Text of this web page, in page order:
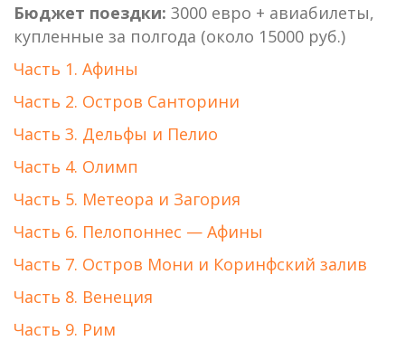
Бюджет поездки: 3000 евро + авиабилеты,
купленные за полгода (около 15000 руб.)
Часть 1. Афины
Часть 2. Остров Санторини
Часть 3. Дельфы и Пелио
Часть 4. Олимп
Часть 5. Метеора и Загория
Часть 6. Пелопоннес — Афины
Часть 7. Остров Мони и Коринфский залив
Часть 8. Венеция
Часть 9. Рим